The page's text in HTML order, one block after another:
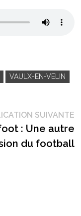
VAULX-EN-VELIN
SUIVANTE
: Une autre
du football